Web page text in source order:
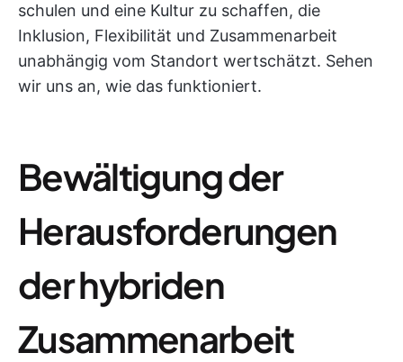
schulen und eine Kultur zu schaffen, die
Inklusion, Flexibilität und Zusammenarbeit
unabhängig vom Standort wertschätzt. Sehen
wir uns an, wie das funktioniert.
Bewältigung der
Herausforderungen
der hybriden
Zusammenarbeit